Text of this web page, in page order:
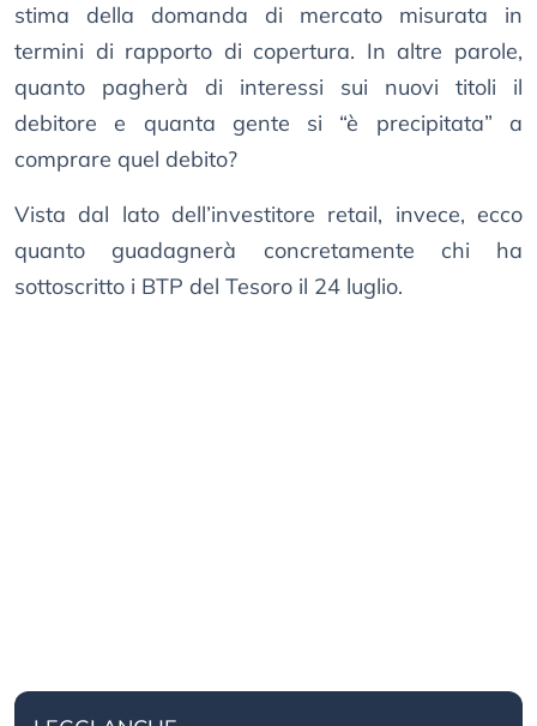
stima della domanda di mercato misurata in
termini di rapporto di copertura. In altre parole,
quanto pagherà di interessi sui nuovi titoli il
debitore e quanta gente si “è precipitata” a
comprare quel debito?
Vista dal lato dell’investitore retail, invece, ecco
quanto guadagnerà concretamente chi ha
sottoscritto i BTP del Tesoro il 24 luglio.